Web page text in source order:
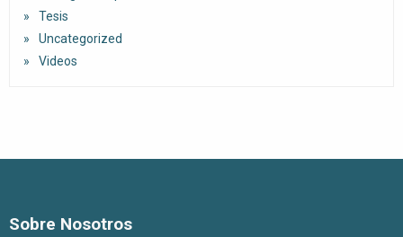
Tesis
Uncategorized
Videos
Sobre Nosotros